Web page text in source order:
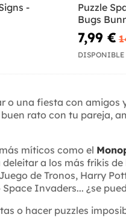
-
Puzzle
Bugs
7,99 €
DISPONIBLE
o una fiesta con amigos
rato con tu pareja,
míticos como el
a los más frikis
de Tronos, Harry
Invaders... ¿se
o hacer puzzles